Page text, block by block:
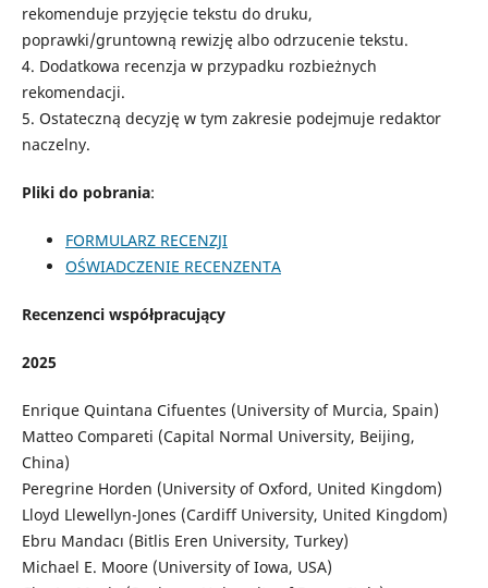
rekomenduje przyjęcie tekstu do druku,
poprawki/gruntowną rewizję albo odrzucenie tekstu.
4. Dodatkowa recenzja w przypadku rozbieżnych
rekomendacji.
5. Ostateczną decyzję w tym zakresie podejmuje redaktor
naczelny.
Pliki do pobrania:
FORMULARZ RECENZJI
OŚWIADCZENIE RECENZENTA
Recenzenci współpracujący
2025
Enrique Quintana Cifuentes (University of Murcia, Spain)
Matteo Compareti (Capital Normal University, Beijing,
China)
Peregrine Horden (University of Oxford, United Kingdom)
Lloyd Llewellyn-Jones (Cardiff University, United Kingdom)
Ebru Mandacı (Bitlis Eren University, Turkey)
Michael E. Moore (University of Iowa, USA)